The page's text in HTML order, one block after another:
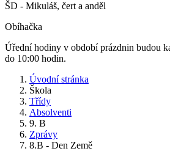
ŠD - Mikuláš, čert a anděl
Obíhačka
Úřední hodiny v období prázdnin budou
do 10:00 hodin.
Úvodní stránka
Škola
Třídy
Absolventi
9. B
Zprávy
8.B - Den Země